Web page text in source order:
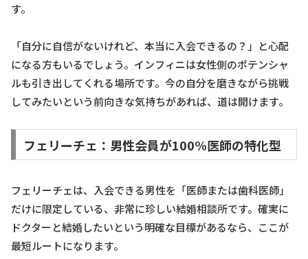
す。
「自分に自信がないけれど、本当に入会できるの？」と心配
になる方もいるでしょう。インフィニは女性側のポテンシャ
ルも引き出してくれる場所です。今の自分を磨きながら挑戦
してみたいという前向きな気持ちがあれば、道は開けます。
フェリーチェ：男性会員が100%医師の特化型
フェリーチェは、入会できる男性を「医師または歯科医師」
だけに限定している、非常に珍しい結婚相談所です。確実に
ドクターと結婚したいという明確な目標があるなら、ここが
最短ルートになります。